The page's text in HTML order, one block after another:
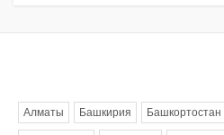
Алматы Башкирия Башкортостан